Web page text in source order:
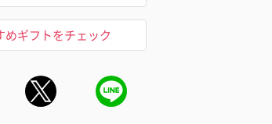
めギフトをチェック